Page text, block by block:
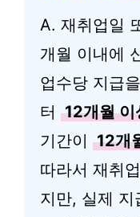
A. 재취업일
개월 이내에
업수당 지급
터 12개월 이
기간이 12개
따라서 재취
지만, 실제